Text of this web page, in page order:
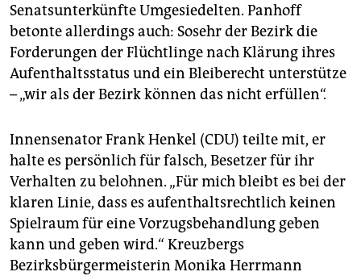
Senatsunterkünfte Umgesiedelten. Panhoff
betonte allerdings auch: Sosehr der Bezirk die
Forderungen der Flüchtlinge nach Klärung ihres
Aufenthaltsstatus und ein Bleiberecht unterstütze
– „wir als der Bezirk können das nicht erfüllen“.
Innensenator Frank Henkel (CDU) teilte mit, er
halte es persönlich für falsch, Besetzer für ihr
Verhalten zu belohnen. „Für mich bleibt es bei der
klaren Linie, dass es aufenthaltsrechtlich keinen
Spielraum für eine Vorzugsbehandlung geben
kann und geben wird.“ Kreuzbergs
Bezirksbürgermeisterin Monika Herrmann